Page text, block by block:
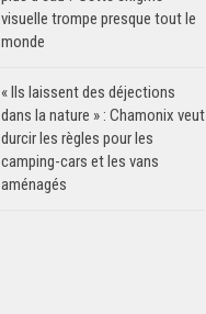
visuelle trompe presque tout le
monde
« Ils laissent des déjections
dans la nature » : Chamonix veut
durcir les règles pour les
camping-cars et les vans
aménagés